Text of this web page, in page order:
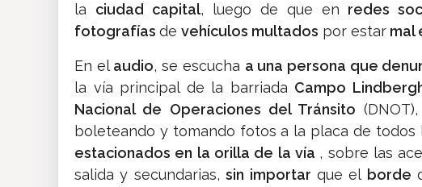
la ciudad capital, luego de que en redes
fotografías de vehículos multados por estar mal
En elaudio, se escucha a una persona que
la vía principal de la barriada Campo
Nacional de Operaciones del Tránsito
boleteando y tomando fotos a la placa de todos
estacionados en la orilla de la vía , sobre las
salida y secundarias,sin importar que el borde